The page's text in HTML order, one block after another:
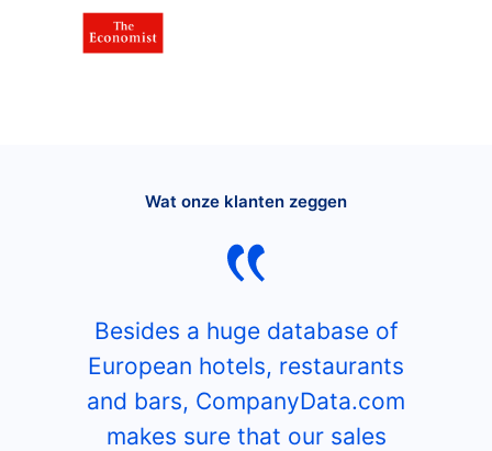
Wat onze klanten zeggen
Besides a huge database of
European hotels, restaurants
and bars, CompanyData.com
makes sure that our sales